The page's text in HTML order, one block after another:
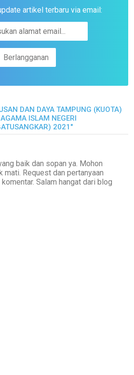
artikel terbaru via email:
DAN DAYA TAMPUNG (KUOTA)
ISLAM NEGERI
2021"
baik dan sopan ya. Mohon
mati. Request dan pertanyaan
Salam hangat dari blog